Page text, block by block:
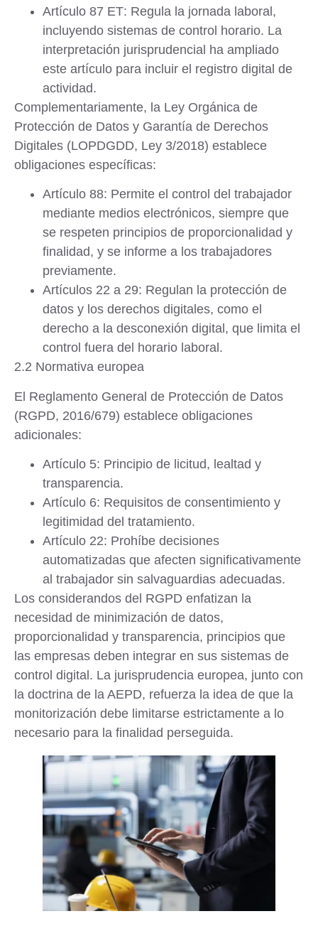
Artículo 87 ET: Regula la jornada laboral,
incluyendo sistemas de control horario. La
interpretación jurisprudencial ha ampliado
este artículo para incluir el registro digital de
actividad.
Complementariamente, la Ley Orgánica de
Protección de Datos y Garantía de Derechos
Digitales (LOPDGDD, Ley 3/2018) establece
obligaciones específicas:
Artículo 88: Permite el control del trabajador
mediante medios electrónicos, siempre que
se respeten principios de proporcionalidad y
finalidad, y se informe a los trabajadores
previamente.
Artículos 22 a 29: Regulan la protección de
datos y los derechos digitales, como el
derecho a la desconexión digital, que limita el
control fuera del horario laboral.
2.2 Normativa europea
El Reglamento General de Protección de Datos
(RGPD, 2016/679) establece obligaciones
adicionales:
Artículo 5: Principio de licitud, lealtad y
transparencia.
Artículo 6: Requisitos de consentimiento y
legitimidad del tratamiento.
Artículo 22: Prohíbe decisiones
automatizadas que afecten significativamente
al trabajador sin salvaguardias adecuadas.
Los considerandos del RGPD enfatizan la
necesidad de minimización de datos,
proporcionalidad y transparencia, principios que
las empresas deben integrar en sus sistemas de
control digital. La jurisprudencia europea, junto con
la doctrina de la AEPD, refuerza la idea de que la
monitorización debe limitarse estrictamente a lo
necesario para la finalidad perseguida.